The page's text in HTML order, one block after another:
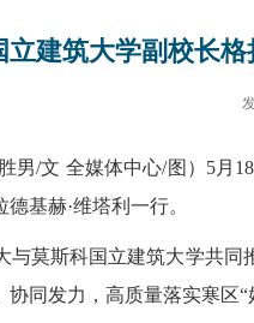
立建筑大学副校长
男/文 全媒体中心/图）5月
基赫·维塔利一行。
与莫斯科国立建筑大学共
同发力，高质量落实寒区